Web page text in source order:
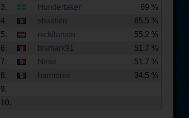
3.
Hundertaker
69 %
4.
sbastien
65.5 %
5.
nickilarson
55.2 %
6.
bismark91
51.7 %
7.
Ninie
51.7 %
8.
harmonie
34.5 %
9.
10.